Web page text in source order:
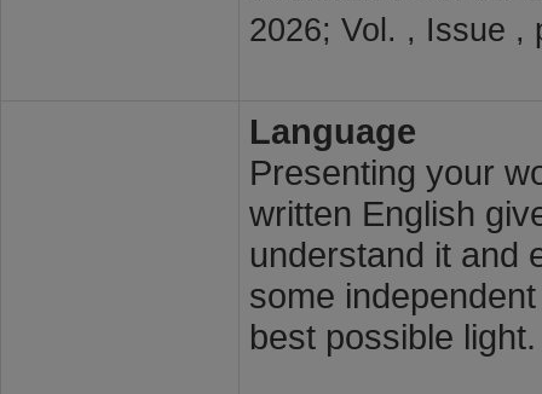
2026; Vol. , Issue ,
Language
Presenting your
written English
understand it and
some
best possible light.